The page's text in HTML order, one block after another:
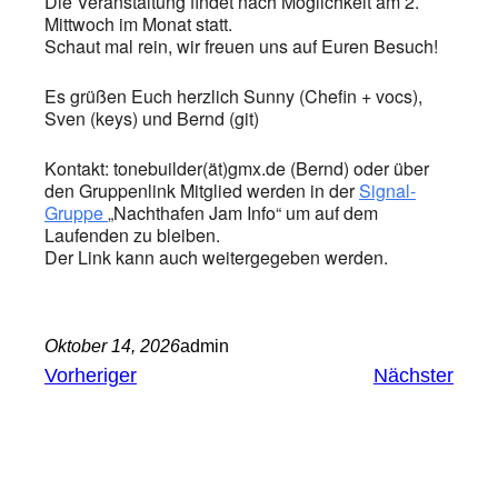
Mittwoch im Monat statt.
Schaut mal rein, wir freuen uns auf Euren Besuch!
Es grüßen Euch herzlich Sunny (Chefin + vocs),
Sven (keys) und Bernd (git)
Kontakt: tonebuilder(ät)gmx.de (Bernd) oder über
den Gruppenlink Mitglied werden in derSignal-
Gruppe„Nachthafen Jam Info“ um auf dem
Laufenden zu bleiben.
Der Link kann auch weitergegeben werden.
Oktober 14, 2026admin
Vorheriger Nächster